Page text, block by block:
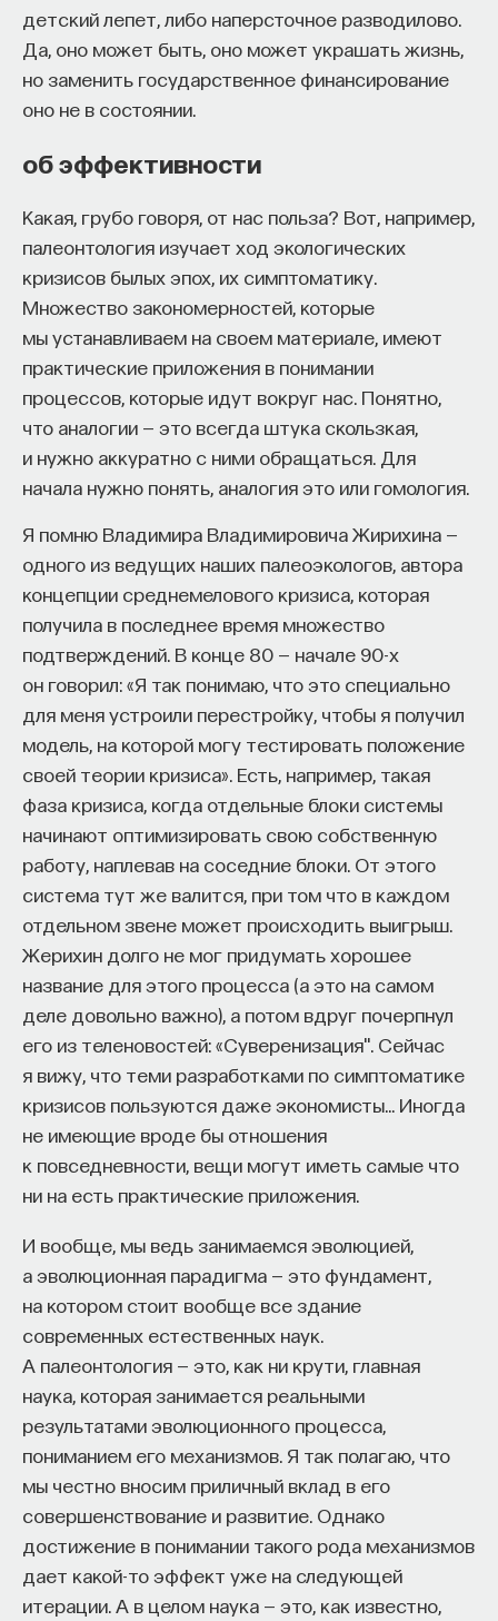
детский лепет, либо наперсточное разводилово.
Да, оно может быть, оно может украшать жизнь,
но заменить государственное финансирование
оно не в состоянии.
об эффективности
Какая, грубо говоря, от нас польза? Вот, например,
палеонтология изучает ход экологических
кризисов былых эпох, их симптоматику.
Множество закономерностей, которые
мы устанавливаем на своем материале, имеют
практические приложения в понимании
процессов, которые идут вокруг нас. Понятно,
что аналогии — это всегда штука скользкая,
и нужно аккуратно с ними обращаться. Для
начала нужно понять, аналогия это или гомология.
Я помню Владимира Владимировича Жирихина —
одного из ведущих наших палеоэкологов, автора
концепции среднемелового кризиса, которая
получила в последнее время множество
подтверждений. В конце 80 — начале 90-х
он говорил: «Я так понимаю, что это специально
для меня устроили перестройку, чтобы я получил
модель, на которой могу тестировать положение
своей теории кризиса». Есть, например, такая
фаза кризиса, когда отдельные блоки системы
начинают оптимизировать свою собственную
работу, наплевав на соседние блоки. От этого
система тут же валится, при том что в каждом
отдельном звене может происходить выигрыш.
Жерихин долго не мог придумать хорошее
название для этого процесса (а это на самом
деле довольно важно), а потом вдруг почерпнул
его из теленовостей: «Суверенизация". Сейчас
я вижу, что теми разработками по симптоматике
кризисов пользуются даже экономисты… Иногда
не имеющие вроде бы отношения
к повседневности, вещи могут иметь самые что
ни на есть практические приложения.
И вообще, мы ведь занимаемся эволюцией,
а эволюционная парадигма — это фундамент,
на котором стоит вообще все здание
современных естественных наук.
А палеонтология — это, как ни крути, главная
наука, которая занимается реальными
результатами эволюционного процесса,
пониманием его механизмов. Я так полагаю, что
мы честно вносим приличный вклад в его
совершенствование и развитие. Однако
достижение в понимании такого рода механизмов
дает какой-то эффект уже на следующей
итерации. А в целом наука — это, как известно,